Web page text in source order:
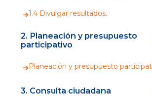
1.4 Divulgar resultados.
2. Planeación y presupuesto
participativo
Planeación y presupuesto
3. Consulta ciudadana